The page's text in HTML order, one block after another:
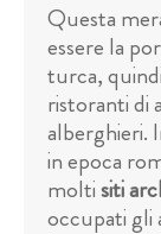
Questa
essere la
turca,
ristoranti di
alberghieri.
in epoca
moltisiti
occupati gli